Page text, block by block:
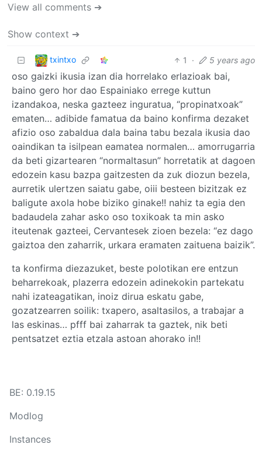
View all comments ➔
Show context ➔
txintxo 1 · 5 years ago
oso gaizki ikusia izan dia horrelako erlazioak bai,
baino gero hor dao Espainiako errege kuttun
izandakoa, neska gazteez inguratua, “propinatxoak”
ematen… adibide famatua da baino konfirma dezaket
afizio oso zabaldua dala baina tabu bezala ikusia dao
oaindikan ta isilpean eamatea normalen… amorrugarria
da beti gizartearen “normaltasun” horretatik at dagoen
edozein kasu bazpa gaitzesten da zuk diozun bezela,
aurretik ulertzen saiatu gabe, oiii besteen bizitzak ez
baligute axola hobe biziko ginake!! nahiz ta egia den
badaudela zahar asko oso toxikoak ta min asko
iteutenak gazteei, Cervantesek zioen bezela: “ez dago
gaiztoa den zaharrik, urkara eramaten zaituena baizik”.
ta konfirma diezazuket, beste polotikan ere entzun
beharrekoak, plazerra edozein adinekokin partekatu
nahi izateagatikan, inoiz dirua eskatu gabe,
gozatzearren soilik: txapero, asaltasilos, a trabajar a
las eskinas… pfff bai zaharrak ta gaztek, nik beti
pentsatzet eztia etzala astoan ahorako in!!
BE: 0.19.15
Modlog
Instances